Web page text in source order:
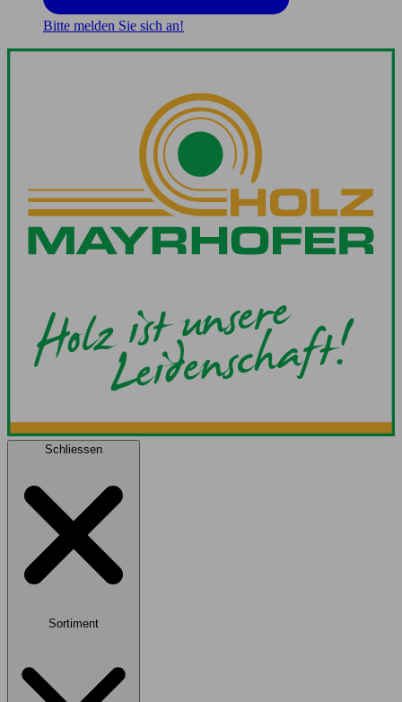
Bitte melden Sie sich an!
Schliessen
Sortiment